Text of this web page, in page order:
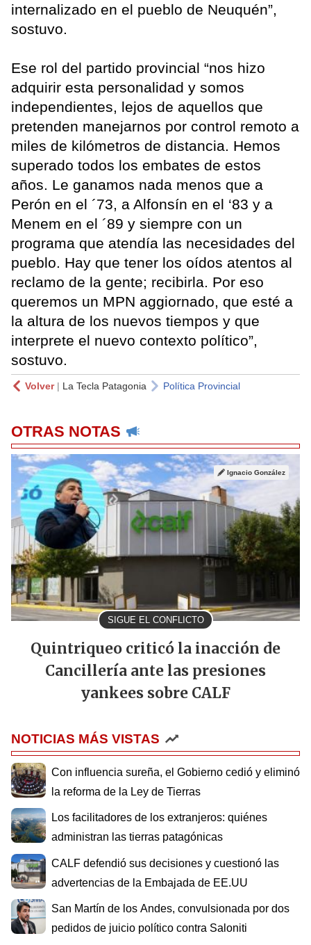
internalizado en el pueblo de Neuquén”,
sostuvo.
Ese rol del partido provincial “nos hizo
adquirir esta personalidad y somos
independientes, lejos de aquellos que
pretenden manejarnos por control remoto a
miles de kilómetros de distancia. Hemos
superado todos los embates de estos
años. Le ganamos nada menos que a
Perón en el ´73, a Alfonsín en el ‘83 y a
Menem en el ´89 y siempre con un
programa que atendía las necesidades del
pueblo. Hay que tener los oídos atentos al
reclamo de la gente; recibirla. Por eso
queremos un MPN aggiornado, que esté a
la altura de los nuevos tiempos y que
interprete el nuevo contexto político”,
sostuvo.
Volver| La Tecla Patagonia Política Provincial
OTRAS NOTAS
SIGUE EL CONFLICTO
Ignacio González
Quintriqueo criticó la inacción de
Cancillería ante las presiones
yankees sobre CALF
NOTICIAS MÁS VISTAS
Con influencia sureña, el Gobierno cedió y eliminó
la reforma de la Ley de Tierras
Los facilitadores de los extranjeros: quiénes
administran las tierras patagónicas
CALF defendió sus decisiones y cuestionó las
advertencias de la Embajada de EE.UU
San Martín de los Andes, convulsionada por dos
pedidos de juicio político contra Saloniti